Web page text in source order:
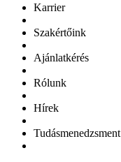
Karrier
Szakértőink
Ajánlatkérés
Rólunk
Hírek
Tudásmenedzsment